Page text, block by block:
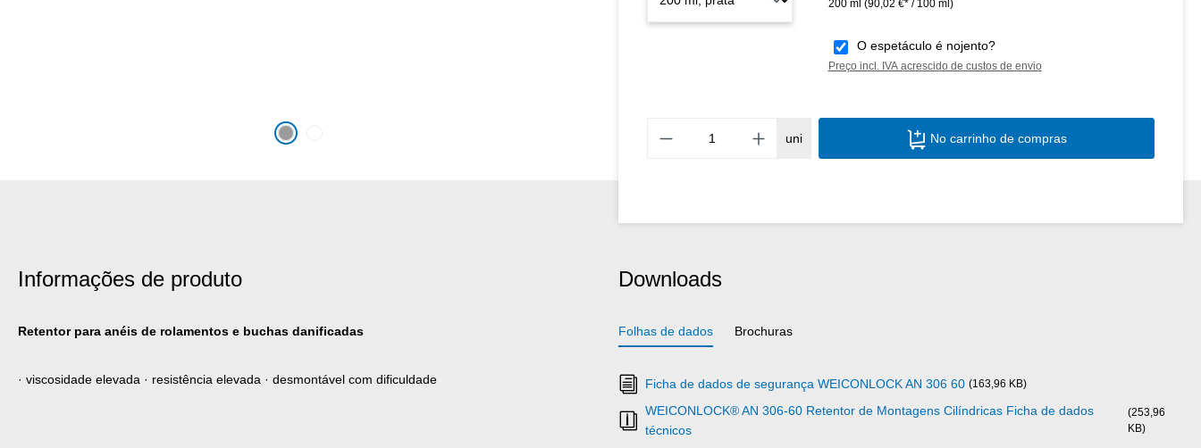
200 ml (90,02 €* / 100 ml)
O espetáculo é nojento?
Preço incl. IVA acrescido de custos de envio
Quantidade do Produto: Insira a
uni No carrinho de compras
Informações de produto
Retentor para anéis de rolamentos e buchas danificadas
‌· viscosidade elevada · resistência elevada · desmontável com dificuldade
Downloads
Folhas de dados Brochuras
Ficha de dados de segurança WEICONLOCK AN 306 60 (163,96 KB)
WEICONLOCK® AN 306-60 Retentor de Montagens Cilíndricas Ficha de dados
técnicos
(253,96
KB)